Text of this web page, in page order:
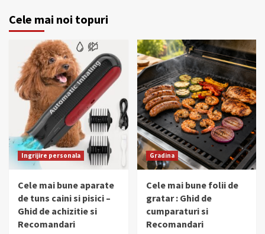
Cele mai noi topuri
Ingrijire personala
Cele mai bune aparate
de tuns caini si pisici –
Ghid de achizitie si
Recomandari
Gradina
Cele mai bune folii de
gratar : Ghid de
cumparaturi si
Recomandari